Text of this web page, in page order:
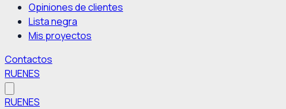
Opiniones de clientes
Lista negra
Mis proyectos
Contactos
RUENES
RUENES